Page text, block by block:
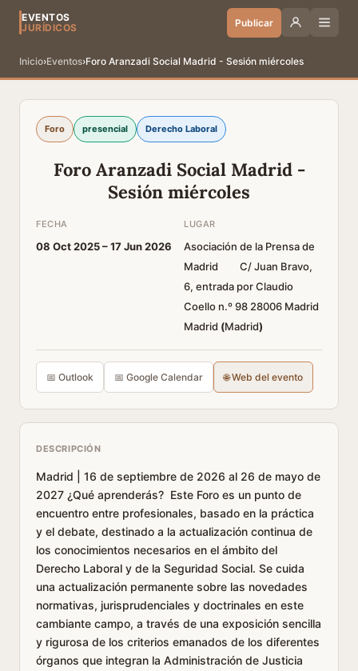
EVENTOS
JURÍDICOS
Publicar
Inicio›Eventos›Foro Aranzadi Social Madrid - Sesión miércoles
Foro presencial Derecho Laboral
Foro Aranzadi Social Madrid -
Sesión miércoles
FECHA
08 Oct 2025 –17 Jun 2026
LUGAR
Asociación de la Prensa de
Madrid C/ Juan Bravo,
6, entrada por Claudio
Coello n.º 98 28006 Madrid
Madrid (Madrid)
📅 Outlook 📅 Google Calendar 🌐 Web del evento
DESCRIPCIÓN
Madrid | 16 de septiembre de 2026 al 26 de mayo de
2027 ¿Qué aprenderás? Este Foro es un punto de
encuentro entre profesionales, basado en la práctica
y el debate, destinado a la actualización continua de
los conocimientos necesarios en el ámbito del
Derecho Laboral y de la Seguridad Social. Se cuida
una actualización permanente sobre las novedades
normativas, jurisprudenciales y doctrinales en este
cambiante campo, a través de una exposición sencilla
y rigurosa de los criterios emanados de los diferentes
órganos que integran la Administración de Justicia